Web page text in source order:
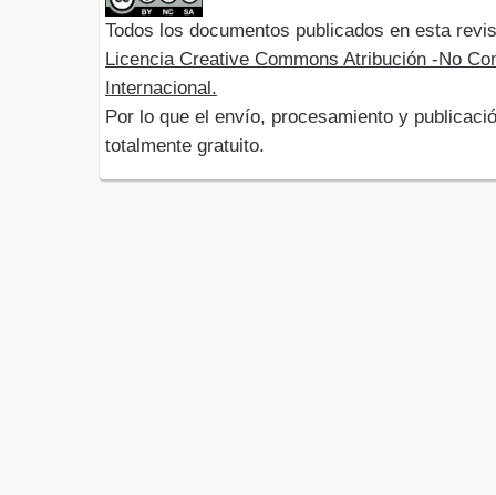
Todos los documentos publicados en esta
Licencia Creative Commons Atribución -No
Internacional.
Por lo que el envío, procesamiento y
totalmente gratuito.